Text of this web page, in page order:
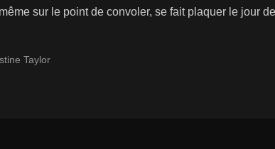
sur le point de convoler, se fait plaquer le jour
Taylor